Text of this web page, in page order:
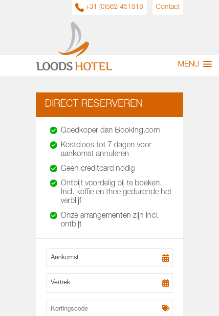
MENU
+31 (0)562 451818 Contact
DIRECT RESERVEREN
Goedkoper dan Booking.com
Kosteloos tot 7 dagen voor
aankomst annuleren
Geen creditcard nodig
Ontbijt voordelig bij te boeken.
Incl. koffie en thee gedurende het
verblijf
Onze arrangementen zijn incl.
ontbijt
Aankomst
Vertrek